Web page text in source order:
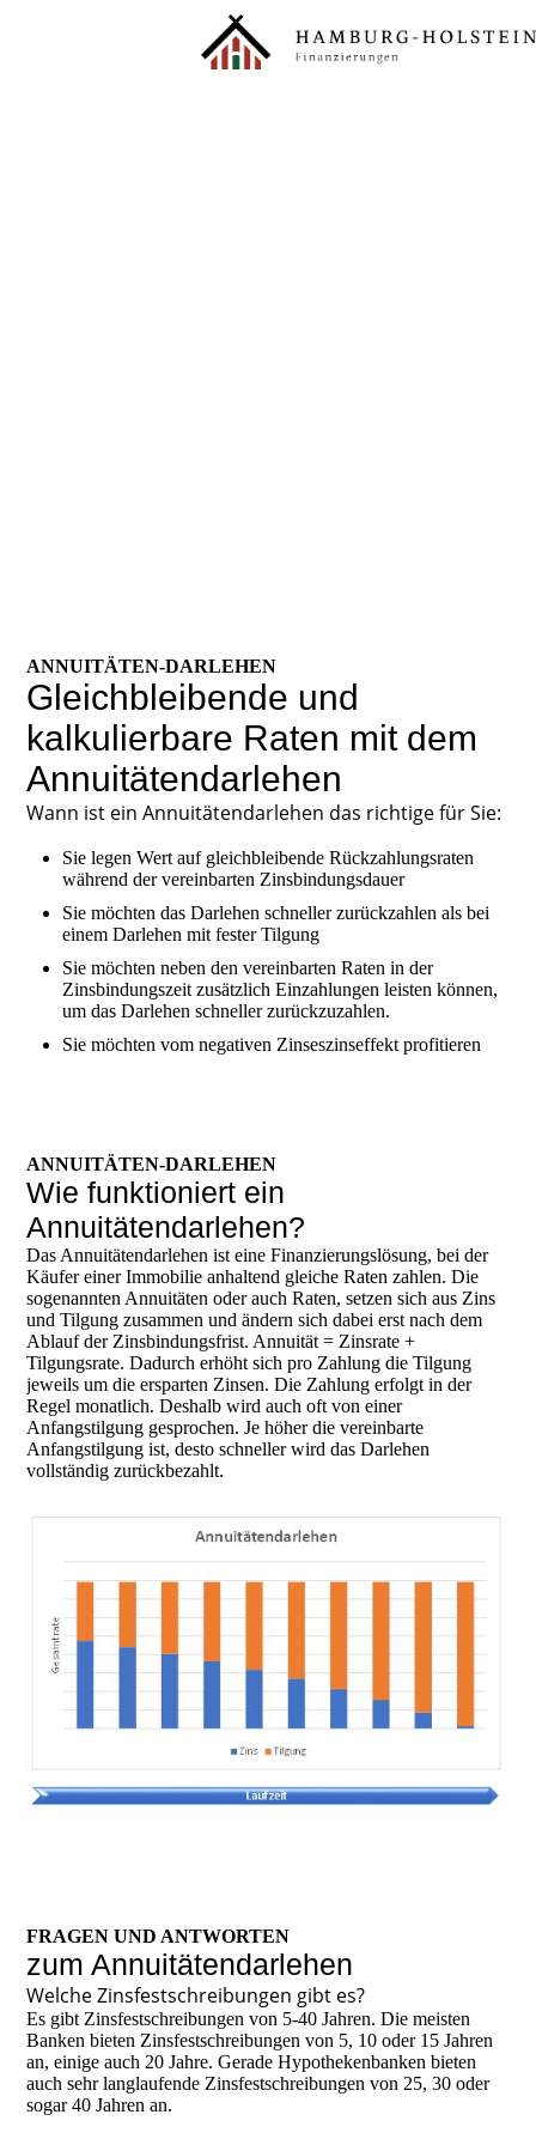
ANNUITÄTEN-DARLEHEN
Gleichbleibende und
kalkulierbare Raten mit dem
Annuitätendarlehen
Wann ist ein Annuitätendarlehen das richtige für Sie:
Sie legen Wert auf gleichbleibende Rückzahlungsraten
während der vereinbarten Zinsbindungsdauer
Sie möchten das Darlehen schneller zurückzahlen als bei
einem Darlehen mit fester Tilgung
Sie möchten neben den vereinbarten Raten in der
Zinsbindungszeit zusätzlich Einzahlungen leisten können,
um das Darlehen schneller zurückzuzahlen.
Sie möchten vom negativen Zinseszinseffekt profitieren
ANNUITÄTEN-DARLEHEN
Wie funktioniert ein
Annuitätendarlehen?
Das Annuitätendarlehen ist eine Finanzierungslösung, bei der
Käufer einer Immobilie anhaltend gleiche Raten zahlen. Die
sogenannten Annuitäten oder auch Raten, setzen sich aus Zins
und Tilgung zusammen und ändern sich dabei erst nach dem
Ablauf der Zinsbindungsfrist. Annuität = Zinsrate +
Tilgungsrate. Dadurch erhöht sich pro Zahlung die Tilgung
jeweils um die ersparten Zinsen. Die Zahlung erfolgt in der
Regel monatlich. Deshalb wird auch oft von einer
Anfangstilgung gesprochen. Je höher die vereinbarte
Anfangstilgung ist, desto schneller wird das Darlehen
vollständig zurückbezahlt.
FRAGEN UND ANTWORTEN
zum Annuitätendarlehen
Welche Zinsfestschreibungen gibt es?
Es gibt Zinsfestschreibungen von 5-40 Jahren. Die meisten
Banken bieten Zinsfestschreibungen von 5, 10 oder 15 Jahren
an, einige auch 20 Jahre. Gerade Hypothekenbanken bieten
auch sehr langlaufende Zinsfestschreibungen von 25, 30 oder
sogar 40 Jahren an.